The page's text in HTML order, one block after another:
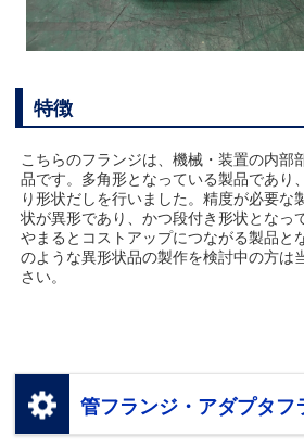
特徴
こちらのフランジは、機械・装置の内部
品です。多角形となっている製品であり
り形状だしを行いました。精度が必要な
状が異形であり、かつ段付き形状となっ
やまるとコストアップにつながる製品と
のような異形状品の製作を検討中の方は
さい。
管フランジ・アダプタフ